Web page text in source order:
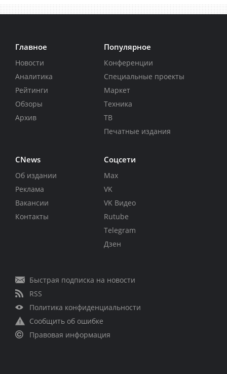
Главное
Новости
Аналитика
Рейтинги
Обзоры
Архив
Популярное
Конференции
Специальные проекты
Маркет
Техника
ТВ
Печатные издания
CNews
Об издании
Реклама
Вакансии
Контакты
Соцсети
Max
VK
VK Видео
Rutube
Telegram
Дзен
Быстрая подписка на новости
RSS
Политика конфиденциальности
Сообщить об ошибке
Правовая информация